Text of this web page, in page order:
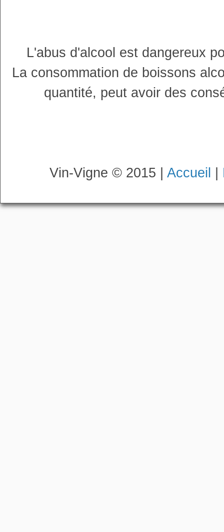
L'abus d'alcool est dangereux
La consommation de boissons
quantité, peut avoir des
Vin-Vigne © 2015 | Accueil